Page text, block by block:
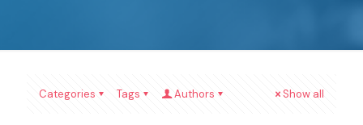
Categories Tags Authors Show all